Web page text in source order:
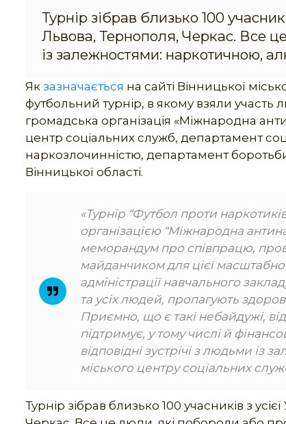
Турнір зібрав близько 100
Львова, Тернополя, Черкас. Все
із залежностями: наркотичною,
Як зазначається на сайті Вінницької
футбольний турнір, в якому взяли участь
громадська організація «Міжнародна
центр соціальних служб, департамент
наркозлочинністю, департамент
Вінницької області.
«Турнір “Футбол проти
організацією “Міжнародна
меморандум про співпрацю,
майданчиком для цієї
адміністрації навчального зак
та усіх людей, пропагують
Приємно, що є такі небайдужі,
підтримує, у тому числі й
відповідні зустрічі з людьми із
міського центру соціальних
Турнір зібрав близько 100 учасників з